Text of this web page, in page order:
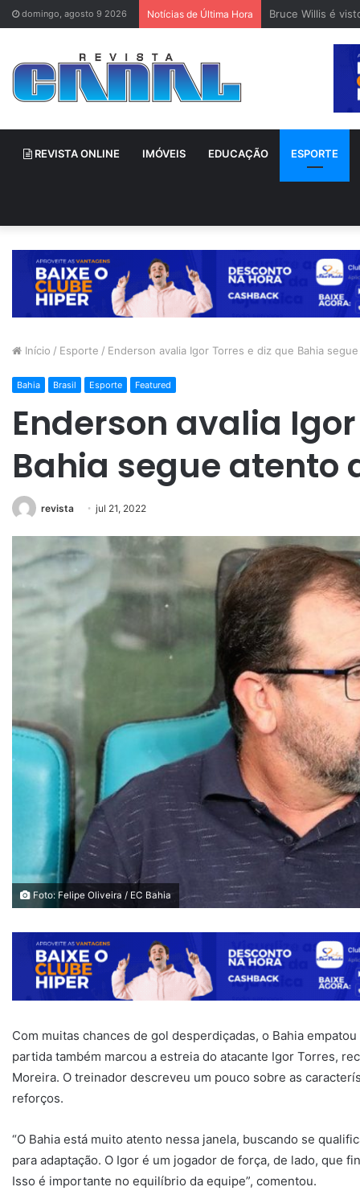
domingo, agosto 9 2026 Notícias de Última Hora Bruce Willis é
REVISTA ONLINE IMÓVEIS EDUCAÇÃO ESPORTE
Início / Esporte / Enderson avalia Igor Torres e diz que Bahia
Bahia Brasil Esporte Featured
Enderson avalia
Bahia segue atento
revista jul 21, 2022
Foto: Felipe Oliveira / EC Bahia
Com muitas chances de gol desperdiçadas, o Bahia
partida também marcou a estreia do atacante Igor Torres,
Moreira. O treinador descreveu um pouco sobre as
reforços.
“O Bahia está muito atento nessa janela, buscando se
para adaptação. O Igor é um jogador de força, de lado, que
Isso é importante no equilíbrio da equipe”, comentou.